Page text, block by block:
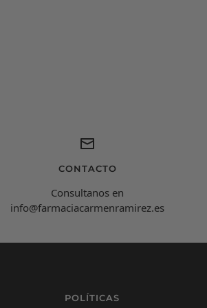
CONTACTO
Consultanos en
info@farmaciacarmenramirez.es
POLÍTICAS
estás hoy y en qué puedo ayudarte?